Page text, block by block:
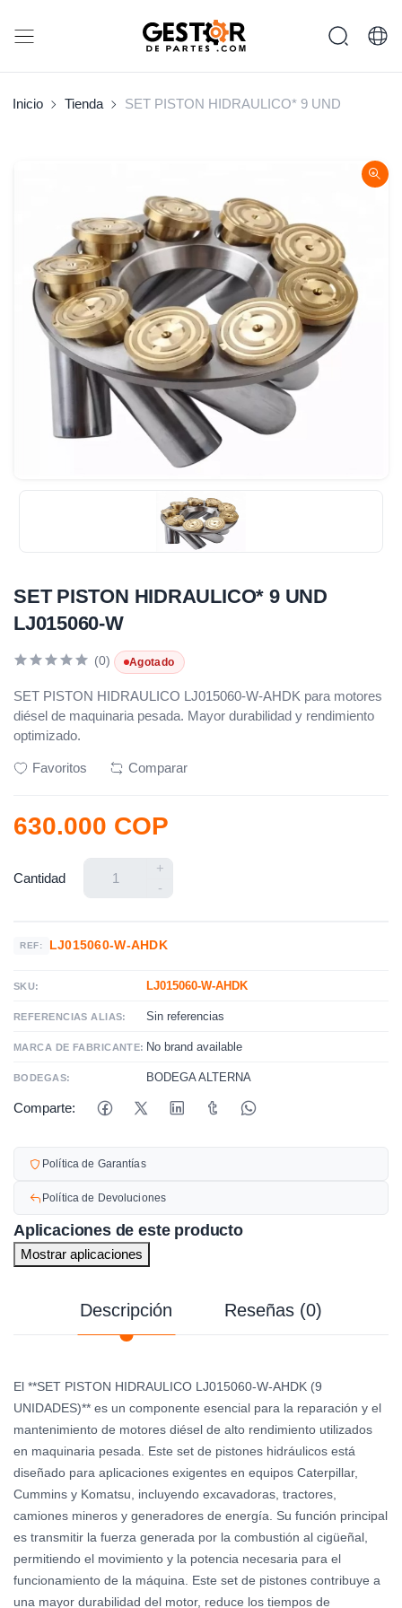
Inicio Tienda SET PISTON HIDRAULICO* 9 UND
SET PISTON HIDRAULICO* 9 UND
LJ015060-W
(0) Agotado
SET PISTON HIDRAULICO LJ015060-W-AHDK para motores
diésel de maquinaria pesada. Mayor durabilidad y rendimiento
optimizado.
Favoritos Comparar
630.000 COP
Cantidad
+
-
REF: LJ015060-W-AHDK
SKU: LJ015060-W-AHDK
REFERENCIAS ALIAS: Sin referencias
MARCA DE FABRICANTE: No brand available
BODEGAS: BODEGA ALTERNA
Comparte:
Política de Garantías
Política de Devoluciones
Aplicaciones de este producto
Mostrar aplicaciones
Descripción Reseñas (0)
El **SET PISTON HIDRAULICO LJ015060-W-AHDK (9
UNIDADES)** es un componente esencial para la reparación y el
mantenimiento de motores diésel de alto rendimiento utilizados
en maquinaria pesada. Este set de pistones hidráulicos está
diseñado para aplicaciones exigentes en equipos Caterpillar,
Cummins y Komatsu, incluyendo excavadoras, tractores,
camiones mineros y generadores de energía. Su función principal
es transmitir la fuerza generada por la combustión al cigüeñal,
permitiendo el movimiento y la potencia necesaria para el
funcionamiento de la máquina. Este set de pistones contribuye a
una mayor durabilidad del motor, reduce los tiempos de